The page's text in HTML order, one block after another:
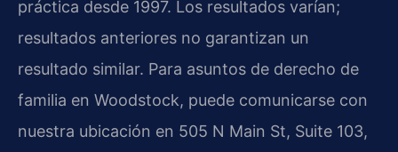
práctica desde 1997. Los resultados varían;
resultados anteriores no garantizan un
resultado similar. Para asuntos de derecho de
familia en Woodstock, puede comunicarse con
nuestra ubicación en 505 N Main St, Suite 103,